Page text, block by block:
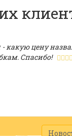
какую цену
Спасибо!